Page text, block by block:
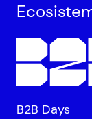
B2B Days